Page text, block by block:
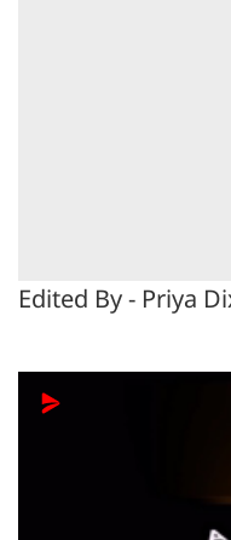
Edited By - Priya